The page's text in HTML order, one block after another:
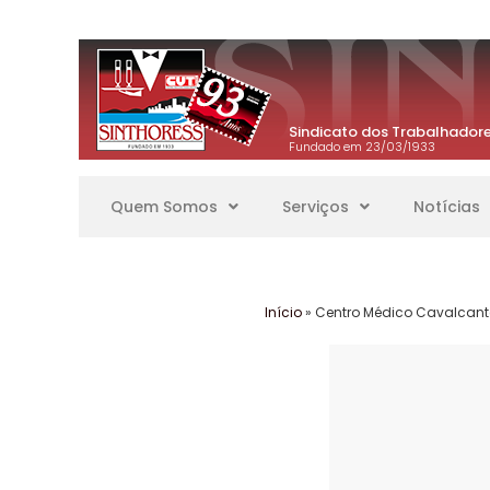
Sindicato dos
Fundado em 23/03/1933
Quem Somos Serviços Notícias
Início» Centro Médico